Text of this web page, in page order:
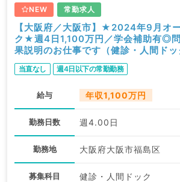
NEW 常勤求人
【大阪府／大阪市】★2024年9月オ
ク★週4日1,100万円／学会補助有◎
果説明のお仕事です（健診・人間ドッ
当直なし 週4日以下の常勤勤務
給与 年収1,100万円
勤務日数 週4.00日
勤務地 大阪府大阪市福島区
募集科目 健診・人間ドック